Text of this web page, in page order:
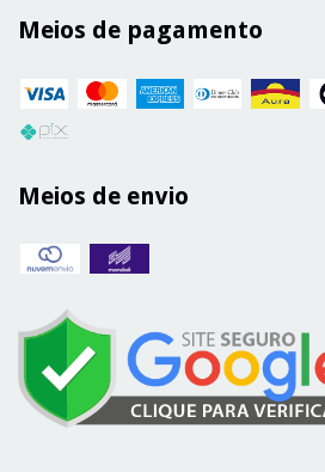
Meios de pagamento
Meios de envio